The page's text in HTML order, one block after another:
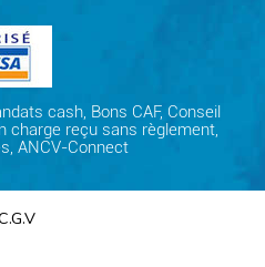
cash, Bons CAF, Conseil
charge reçu sans règlement,
ANCV-Connect